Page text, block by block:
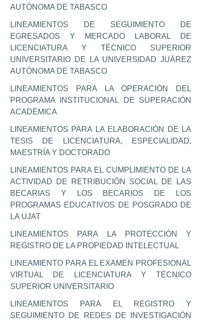
AUTÓNOMA DE TABASCO
LINEAMIENTOS DE SEGUIMIENTO DE
EGRESADOS Y MERCADO LABORAL DE
LICENCIATURA Y TÉCNICO SUPERIOR
UNIVERSITARIO DE LA UNIVERSIDAD JUÁREZ
AUTÓNOMA DE TABASCO
LINEAMIENTOS PARA LA OPERACIÓN DEL
PROGRAMA INSTITUCIONAL DE SUPERACIÓN
ACADÉMICA
LINEAMIENTOS PARA LA ELABORACIÓN DE LA
TESIS DE LICENCIATURA, ESPECIALIDAD,
MAESTRÍA Y DOCTORADO
LINEAMIENTOS PARA EL CUMPLIMIENTO DE LA
ACTIVIDAD DE RETRIBUCIÓN SOCIAL DE LAS
BECARIAS Y LOS BECARIOS DE LOS
PROGRAMAS EDUCATIVOS DE POSGRADO DE
LA UJAT
LINEAMIENTOS PARA LA PROTECCIÓN Y
REGISTRO DE LA PROPIEDAD INTELECTUAL
LINEAMIENTO PARA EL EXAMEN PROFESIONAL
VIRTUAL DE LICENCIATURA Y TÉCNICO
SUPERIOR UNIVERSITARIO
LINEAMIENTOS PARA EL REGISTRO Y
SEGUIMIENTO DE REDES DE INVESTIGACIÓN